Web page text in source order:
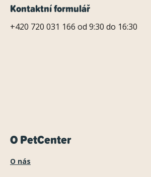
Kontaktní formulář
+420 720 031 166 od 9:30 do 16:30
O PetCenter
O nás